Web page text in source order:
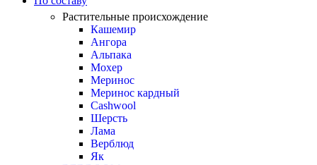
Растительные происхождение
Кашемир
Ангора
Альпака
Мохер
Меринос
Меринос кардный
Cashwool
Шерсть
Лама
Верблюд
Як